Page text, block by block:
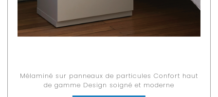
Mélaminé sur panneaux de particules Confort haut
de gamme Design soigné et moderne